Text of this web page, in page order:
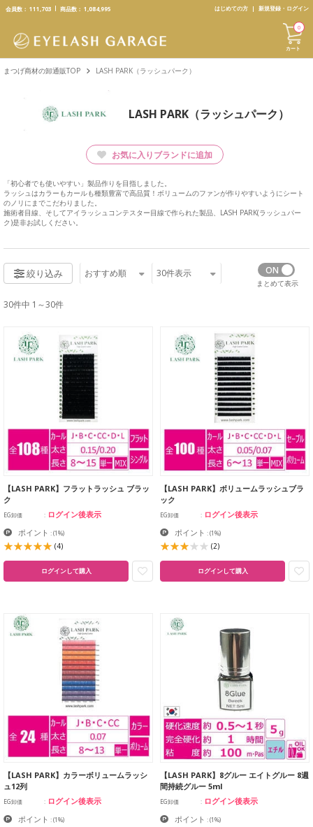
text.skipToContent
text.skipToNavigation
会員数： 111,703 商品数： 1,084,995 はじめての方 新規登録・ログイン
カート
0
まつげ商材の卸通販TOP LASH PARK（ラッシュパーク）
LASH PARK（ラッシュパーク）
お気に入りブランドに追加
「初心者でも使いやすい」製品作りを目指しました。
ラッシュはカラーもカールも種類豊富で高品質！ボリュームのファンが作りやすいようにシート
のノリにまでこだわりました。
施術者目線、そしてアイラッシュコンテスター目線で作られた製品、LASH PARK(ラッシュパー
ク)是非お試しください。
絞り込み おすすめ順 30件表示
まとめて表示
30件中 1～30件
【LASH PARK】フラットラッシュ ブラッ
ク
EG卸価 ログイン後表示
ポイント :(1%)
(4)
ログインして購入
【LASH PARK】ボリュームラッシュブラ
ック
EG卸価 ログイン後表示
ポイント :(1%)
(2)
ログインして購入
【LASH PARK】カラーボリュームラッシ
ュ12列
EG卸価 ログイン後表示
ポイント :(1%)
【LASH PARK】8グルー エイトグルー 8週
間持続グルー 5ml
EG卸価 ログイン後表示
ポイント :(1%)